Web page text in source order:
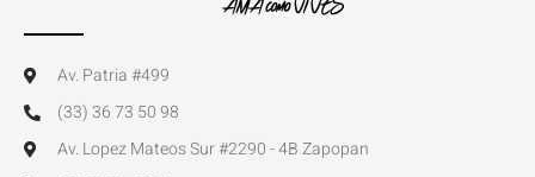
Av. Patria #499
(33) 36 73 50 98
Av. Lopez Mateos Sur #2290 - 4B Zapopan